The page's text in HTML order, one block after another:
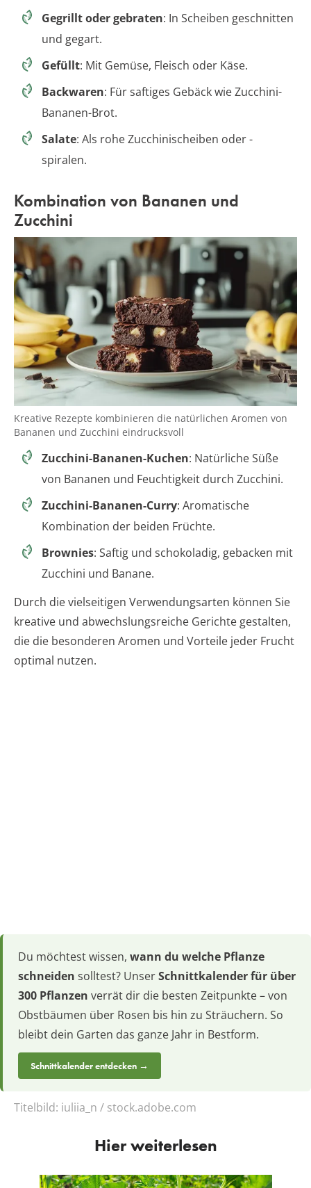
Gegrillt oder gebraten: In Scheiben geschnitten
und gegart.
Gefüllt: Mit Gemüse, Fleisch oder Käse.
Backwaren: Für saftiges Gebäck wie Zucchini-
Bananen-Brot.
Salate: Als rohe Zucchinischeiben oder -
spiralen.
Kombination von Bananen und
Zucchini
Kreative Rezepte kombinieren die natürlichen Aromen von
Bananen und Zucchini eindrucksvoll
Zucchini-Bananen-Kuchen: Natürliche Süße
von Bananen und Feuchtigkeit durch Zucchini.
Zucchini-Bananen-Curry: Aromatische
Kombination der beiden Früchte.
Brownies: Saftig und schokoladig, gebacken mit
Zucchini und Banane.
Durch die vielseitigen Verwendungsarten können Sie
kreative und abwechslungsreiche Gerichte gestalten,
die die besonderen Aromen und Vorteile jeder Frucht
optimal nutzen.
Du möchtest wissen, wann du welche Pflanze
schneiden solltest? UnserSchnittkalender für über
300 Pflanzen verrät dir die besten Zeitpunkte – von
Obstbäumen über Rosen bis hin zu Sträuchern. So
bleibt dein Garten das ganze Jahr in Bestform.
Schnittkalender entdecken →
Titelbild: iuliia_n / stock.adobe.com
Hier weiterlesen